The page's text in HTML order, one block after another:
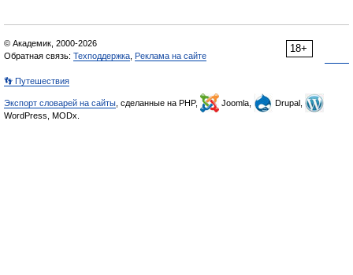
18+
© Академик, 2000-2026
Обратная связь: Техподдержка Реклама на сайте
👣 Путешествия
Экспорт словарей на сайты , сделанные на PHP, Joomla,
Drupal,
WordPress, MODx.